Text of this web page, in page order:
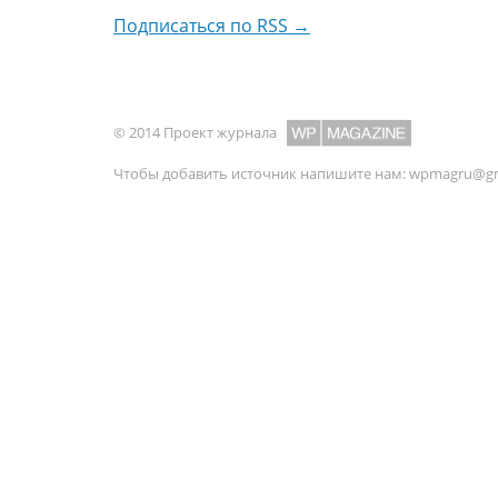
Подписаться по RSS →
© 2014 Проект журнала
Чтобы добавить источник напишите нам: